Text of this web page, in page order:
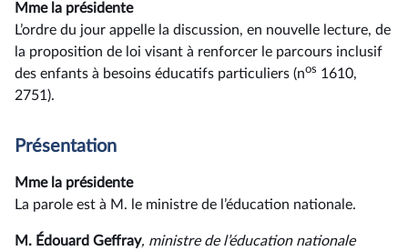
Mme la présidente
L’ordre du jour appelle la discussion, en nouvelle lecture, de
la proposition de loi visant à renforcer le parcours inclusif
des enfants à besoins éducatifs particuliers (nos 1610,
2751).
Présentation
Mme la présidente
La parole est à M. le ministre de l’éducation nationale.
M. Édouard Geffray, ministre de l’éducation nationale